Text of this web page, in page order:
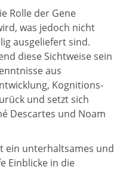
Rolle der Gene
was jedoch nicht
ausgeliefert sind.
diese Sichtweise sein
aus
Kognitions-
und setzt sich
Descartes und Noam
ein unterhaltsames und
Einblicke in die